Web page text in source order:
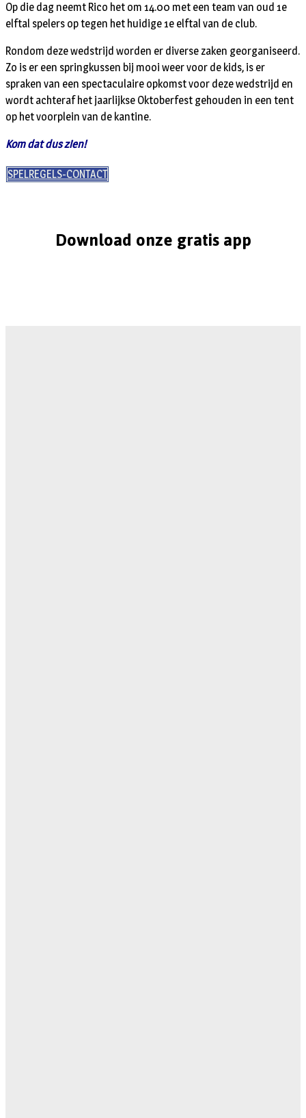
Op die dag neemt Rico het om 14.00 met een team van oud 1e
elftal spelers op tegen het huidige 1e elftal van de club.
Rondom deze wedstrijd worden er diverse zaken georganiseerd.
Zo is er een springkussen bij mooi weer voor de kids, is er
spraken van een spectaculaire opkomst voor deze wedstrijd en
wordt achteraf het jaarlijkse Oktoberfest gehouden in een tent
op het voorplein van de kantine.
Kom dat dus zien!
SPELREGELS-CONTACT
Download onze gratis app